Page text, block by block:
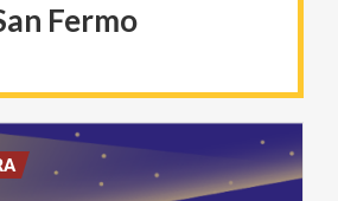
Fermo